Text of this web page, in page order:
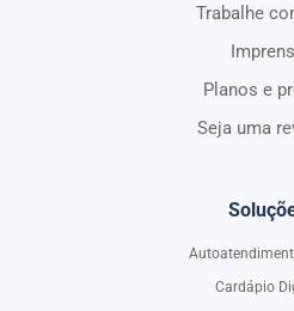
Trabalhe
Planos e
Seja uma
Cardápio